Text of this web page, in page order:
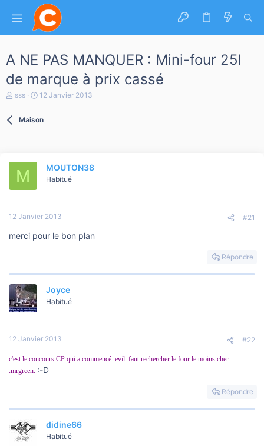
A NE PAS MANQUER : Mini-four 25l
de marque à prix cassé
A
e
d
c
s
n
sss
D
e
12 Janvier 2013
Maison
M MOUTON38
Habitué
12 Janvier 2013 #21
merci pour le bon plan
Répondre
Joyce
Habitué
12 Janvier 2013 #22
c'est le concours CP qui a commencé :evil: faut rechercher le four le moins cher
:mrgreen: :-D
Répondre
didine66
Habitué